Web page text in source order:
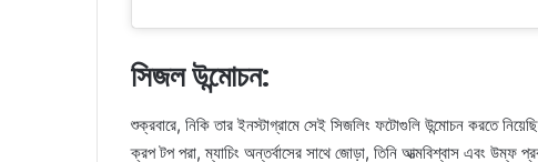
সিজল উন্মোচন:
শুক্রবারে, নিকি তার ইনস্টাগ্রামে সেই সিজলিং ফটোগুলি উন্মোচন করতে
ক্রপ টপ পরা, ম্যাচিং অন্তর্বাসের সাথে জোড়া, তিনি আত্মবিশ্বাস এবং উম্ফ